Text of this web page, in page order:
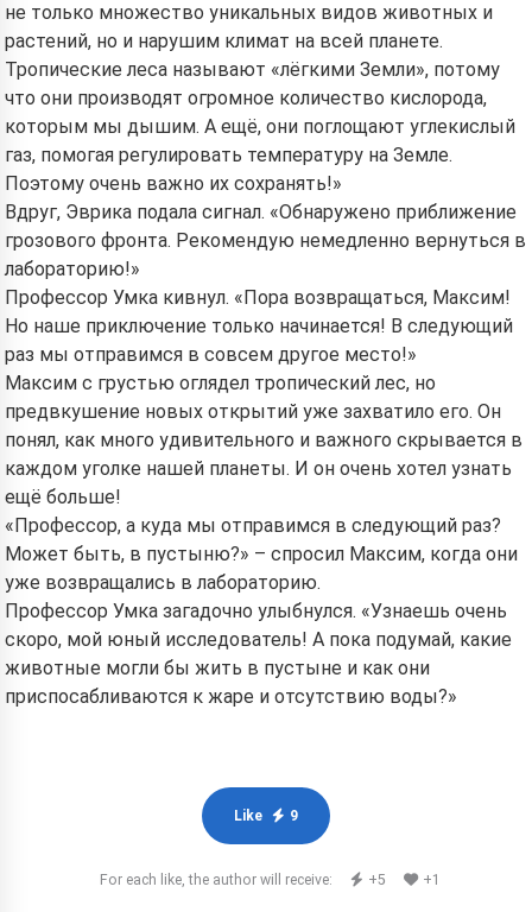
не только множество уникальных видов животных и
растений, но и нарушим климат на всей планете.
Тропические леса называют «лёгкими Земли», потому
что они производят огромное количество кислорода,
которым мы дышим. А ещё, они поглощают углекислый
газ, помогая регулировать температуру на Земле.
Поэтому очень важно их сохранять!»
Вдруг, Эврика подала сигнал. «Обнаружено приближение
грозового фронта. Рекомендую немедленно вернуться в
лабораторию!»
Профессор Умка кивнул. «Пора возвращаться, Максим!
Но наше приключение только начинается! В следующий
раз мы отправимся в совсем другое место!»
Максим с грустью оглядел тропический лес, но
предвкушение новых открытий уже захватило его. Он
понял, как много удивительного и важного скрывается в
каждом уголке нашей планеты. И он очень хотел узнать
ещё больше!
«Профессор, а куда мы отправимся в следующий раз?
Может быть, в пустыню?» – спросил Максим, когда они
уже возвращались в лабораторию.
Профессор Умка загадочно улыбнулся. «Узнаешь очень
скоро, мой юный исследователь! А пока подумай, какие
животные могли бы жить в пустыне и как они
приспосабливаются к жаре и отсутствию воды?»
Like 9
For each like, the author will receive: +5 +1